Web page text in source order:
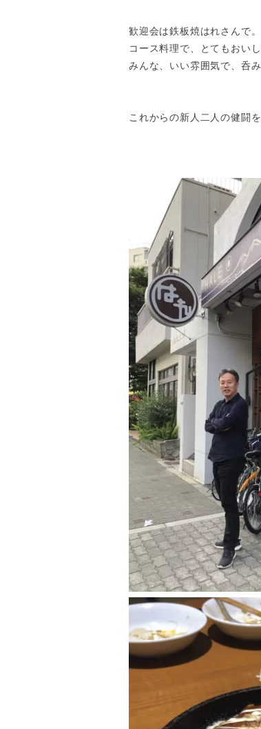
歓迎会は鉄板焼はれさんで。
コース料理で、とてもおいし
みんな、いい雰囲気で、呑
これからの新人二人の健闘